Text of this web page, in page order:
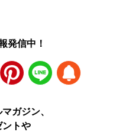
発信中！
Pinterest LINE
ガジン、
ントや